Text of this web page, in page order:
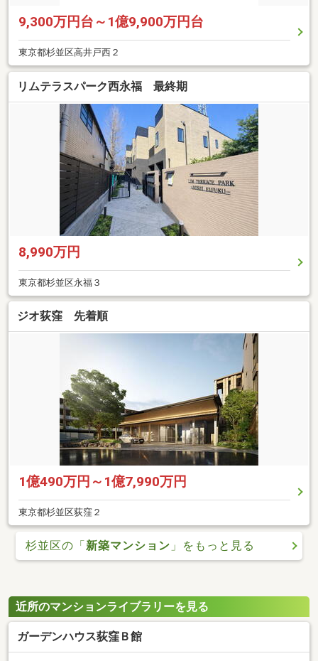
9,300万円台～1億9,900万円台
東京都杉並区高井戸西２
リムテラスパーク西永福 最終期
8,990万円
東京都杉並区永福３
ジオ荻窪 先着順
1億490万円～1億7,990万円
東京都杉並区荻窪２
杉並区の「新築マンション 」をもっと見る
近所のマンションライブラリーを見る
ガーデンハウス荻窪Ｂ館